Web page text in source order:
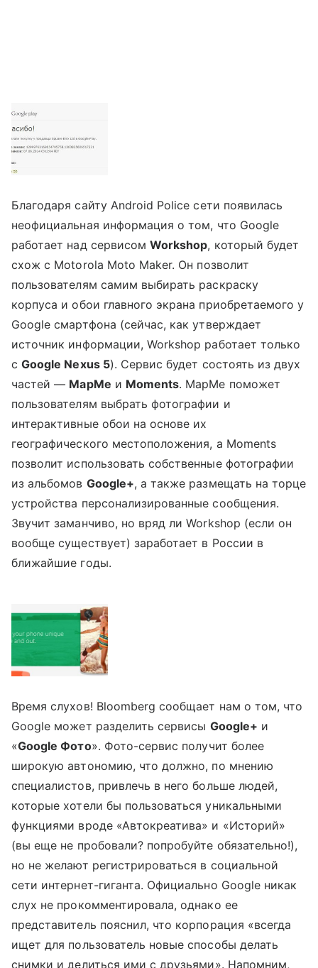
Благодаря сайту Android Police сети появилась
неофициальная информация о том, что Google
работает над сервисомWorkshop, который будет
схож с Motorola Moto Maker. Он позволит
пользователям самим выбирать раскраску
корпуса и обои главного экрана приобретаемого у
Google смартфона (сейчас, как утверждает
источник информации, Workshop работает только
сGoogle Nexus 5). Сервис будет состоять из двух
частей — MapMe и Moments. MapMe поможет
пользователям выбрать фотографии и
интерактивные обои на основе их
географического местоположения, а Moments
позволит использовать собственные фотографии
из альбомов Google+, а также размещать на торце
устройства персонализированные сообщения.
Звучит заманчиво, но вряд ли Workshop (если он
вообще существует) заработает в России в
ближайшие годы.
Время слухов! Bloomberg сообщает нам о том, что
Google может разделить сервисы Google+ и
«Google Фото». Фото-сервис получит более
широкую автономию, что должно, по мнению
специалистов, привлечь в него больше людей,
которые хотели бы пользоваться уникальными
функциями вроде «Автокреатива» и «Историй»
(вы еще не пробовали? попробуйте обязательно!),
но не желают регистрироваться в социальной
сети интернет-гиганта. Официально Google никак
слух не прокомментировала, однако ее
представитель пояснил, что корпорация «всегда
ищет для пользователь новые способы делать
снимки и делиться ими с друзьями». Напомним,